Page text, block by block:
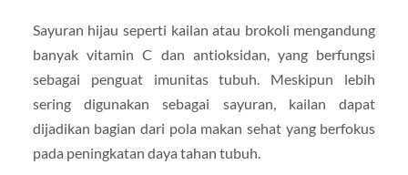
Sayuran hijau seperti kailan atau brokoli mengandung
banyak vitamin C dan antioksidan, yang berfungsi
sebagai penguat imunitas tubuh. Meskipun lebih
sering digunakan sebagai sayuran, kailan dapat
dijadikan bagian dari pola makan sehat yang berfokus
pada peningkatan daya tahan tubuh.